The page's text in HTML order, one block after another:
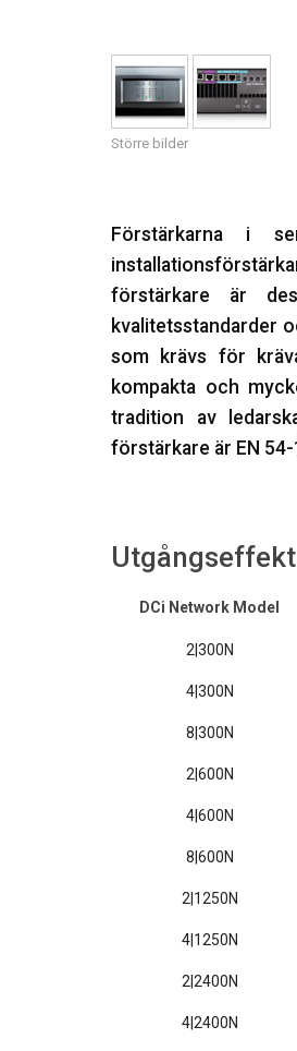
Större bilder
Förstärkarna i
förstärkare är
kvalitetsstandarder
som krävs för
kompakta och
tradition av
förstärkare är EN
DCi Network Model
2|300N
4|300N
8|300N
2|600N
4|600N
8|600N
2|1250N
4|1250N
2|2400N
4|2400N